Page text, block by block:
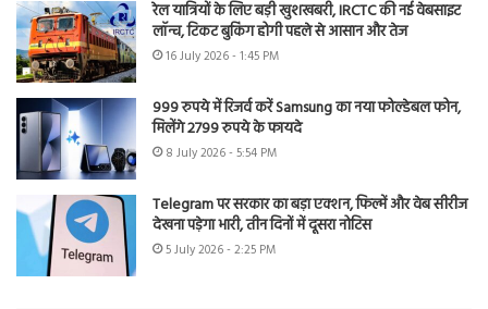
रेल यात्रियों के लिए बड़ी खुशखबरी, IRCTC की नई वेबसाइट
लॉन्च, टिकट बुकिंग होगी पहले से आसान और तेज
16 July 2026 - 1:45 PM
999 रुपये में रिजर्व करें Samsung का नया फोल्डेबल फोन,
मिलेंगे 2799 रुपये के फायदे
8 July 2026 - 5:54 PM
Telegram पर सरकार का बड़ा एक्शन, फिल्में और वेब सीरीज
देखना पड़ेगा भारी, तीन दिनों में दूसरा नोटिस
5 July 2026 - 2:25 PM